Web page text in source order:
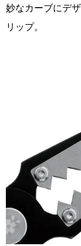
妙なカーブにデ
リップ。